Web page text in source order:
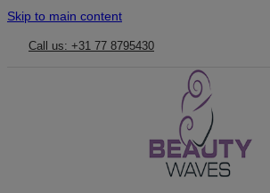
Skip to main content
Call us: +31 77 8795430